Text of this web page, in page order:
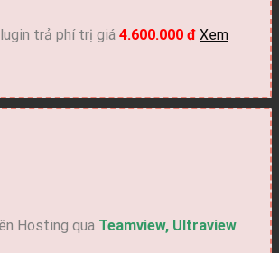
trả phí trị giá 4.600.000 đ Xem
Hosting qua Teamview, Ultraview